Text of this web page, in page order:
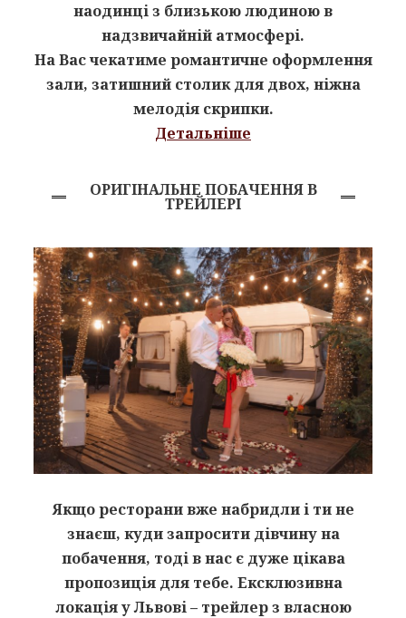
наодинці з близькою людиною в
надзвичайній атмосфері.
На Вас чекатиме романтичне оформлення
зали, затишний столик для двох, ніжна
мелодія скрипки.
Детальніше
ОРИГІНАЛЬНЕ ПОБАЧЕННЯ В
ТРЕЙЛЕРІ
Якщо ресторани вже набридли і ти не
знаєш, куди запросити дівчину на
побачення, тоді в нас є дуже цікава
пропозиція для тебе. Ексклюзивна
локація у Львові – трейлер з власною